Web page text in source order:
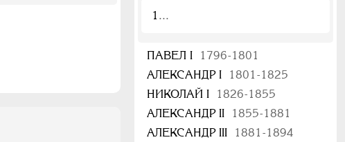
1
ПАВЕЛ I
1796-1801
АЛЕКСАНДР I
1801-1825
НИКОЛАЙ I
1826-1855
АЛЕКСАНДР II
1855-1881
АЛЕКСАНДР III
1881-1894